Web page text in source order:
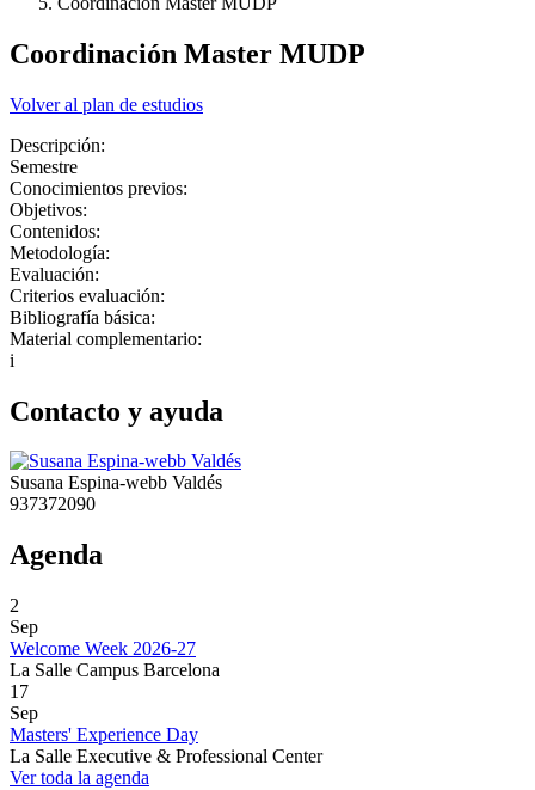
Coordinación Master MUDP
Volver al plan de estudios
Descripción:
Semestre
Conocimientos previos:
Objetivos:
Contenidos:
Metodología:
Evaluación:
Criterios evaluación:
Bibliografía básica:
Material complementario:
i
Contacto y ayuda
Susana Espina-webb Valdés
937372090
Agenda
2
Sep
Welcome Week 2026-27
La Salle Campus Barcelona
17
Sep
Masters' Experience Day
La Salle Executive & Professional Center
Ver toda la agenda